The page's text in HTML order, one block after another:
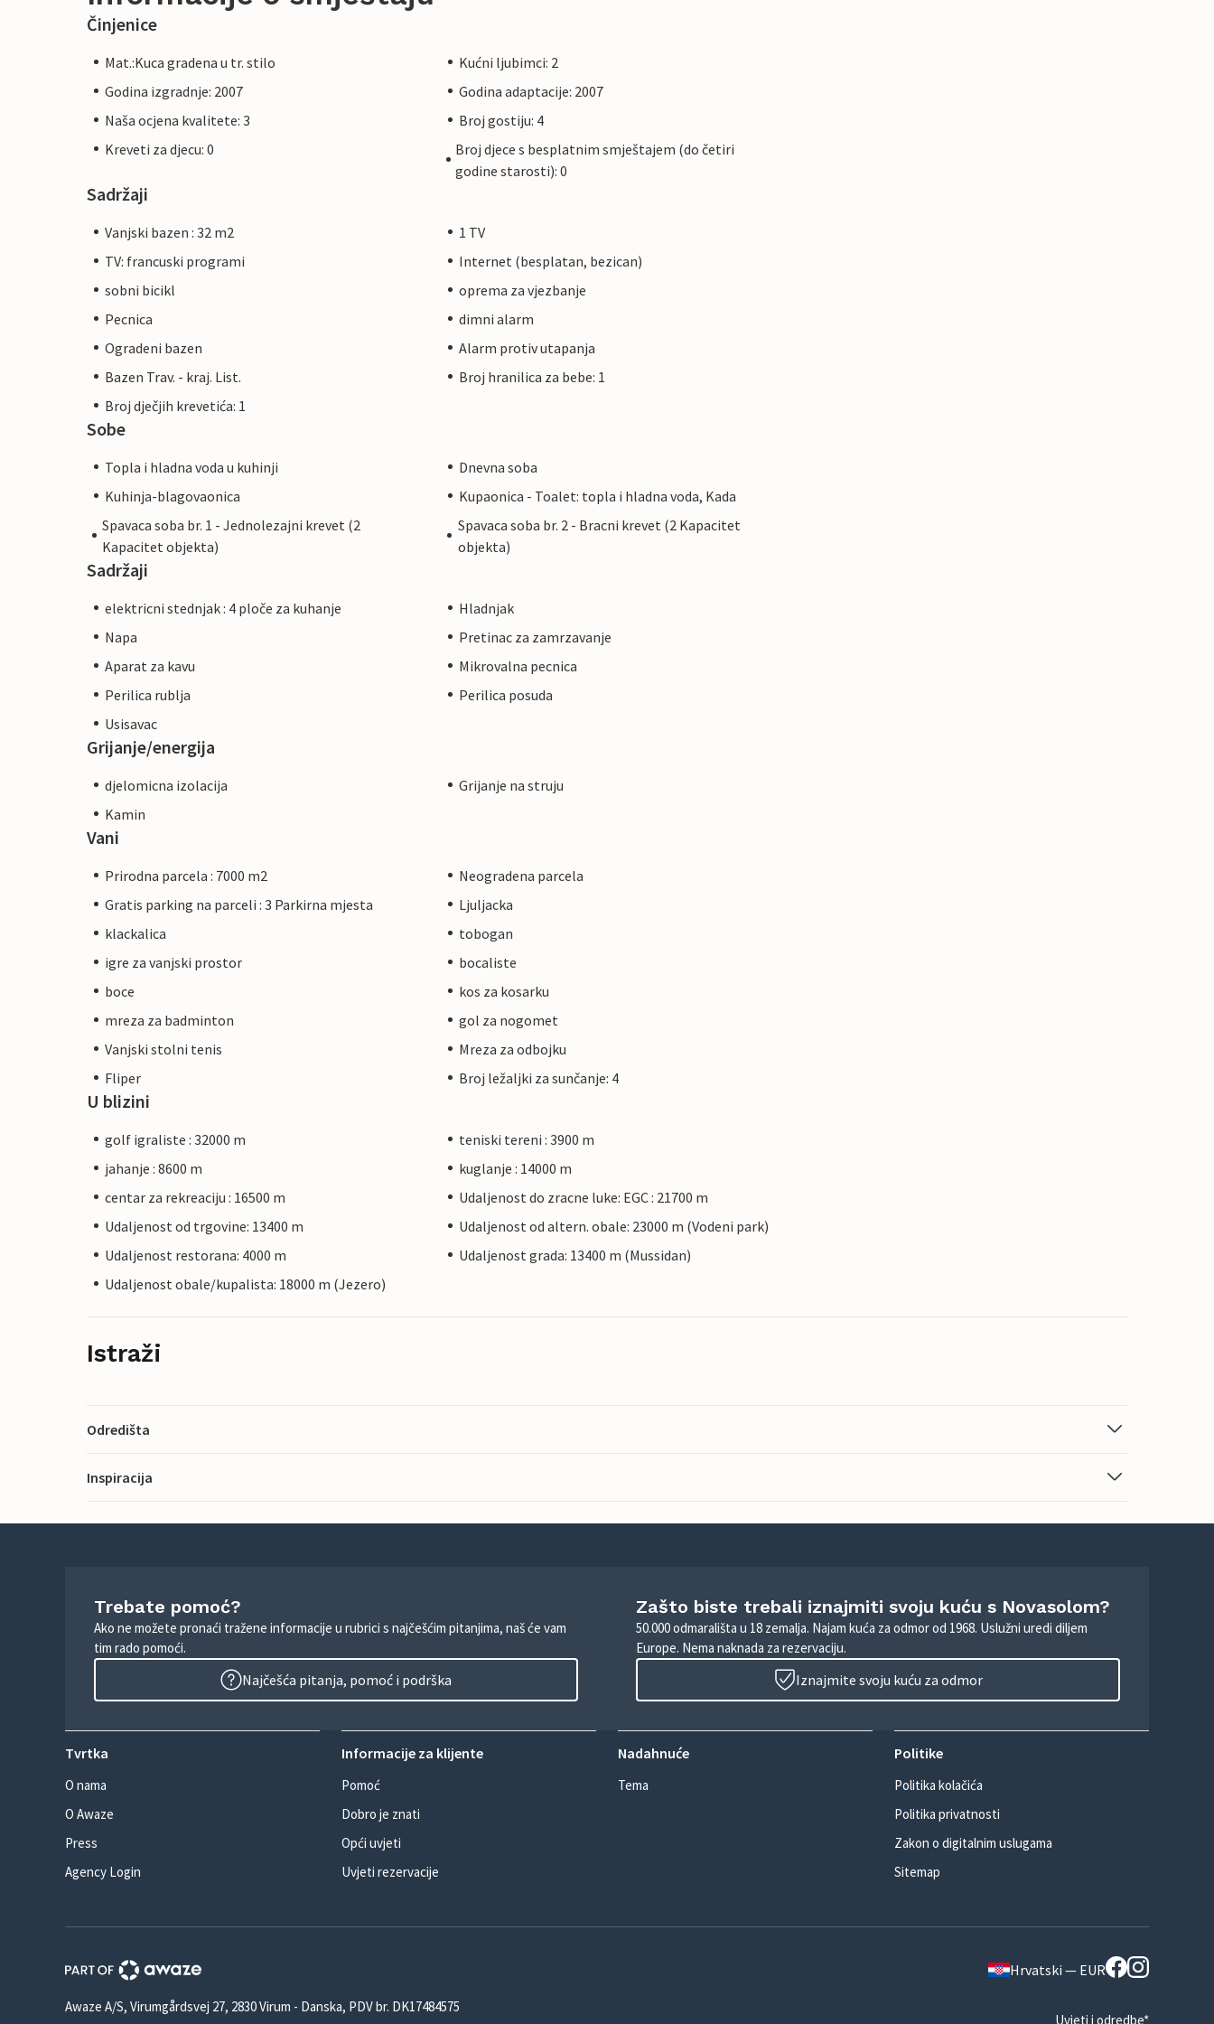
Činjenice
Mat.:Kuca gradena u tr. stilo
Kućni ljubimci: 2
Godina izgradnje: 2007
Godina adaptacije: 2007
Naša ocjena kvalitete: 3
Broj gostiju: 4
Kreveti za djecu: 0
Broj djece s besplatnim smještajem (do četiri
godine starosti): 0
Sadržaji
Vanjski bazen : 32 m2
1 TV
TV: francuski programi
Internet (besplatan, bezican)
sobni bicikl
oprema za vjezbanje
Pecnica
dimni alarm
Ogradeni bazen
Alarm protiv utapanja
Bazen Trav. - kraj. List.
Broj hranilica za bebe: 1
Broj dječjih krevetića: 1
Sobe
Topla i hladna voda u kuhinji
Dnevna soba
Kuhinja-blagovaonica
Kupaonica - Toalet: topla i hladna voda, Kada
Spavaca soba br. 1 - Jednolezajni krevet (2
Kapacitet objekta)
Spavaca soba br. 2 - Bracni krevet (2 Kapacitet
objekta)
Sadržaji
elektricni stednjak : 4 ploče za kuhanje
Hladnjak
Napa
Pretinac za zamrzavanje
Aparat za kavu
Mikrovalna pecnica
Perilica rublja
Perilica posuda
Usisavac
Grijanje/energija
djelomicna izolacija
Grijanje na struju
Kamin
Vani
Prirodna parcela : 7000 m2
Neogradena parcela
Gratis parking na parceli : 3 Parkirna mjesta
Ljuljacka
klackalica
tobogan
igre za vanjski prostor
bocaliste
boce
kos za kosarku
mreza za badminton
gol za nogomet
Vanjski stolni tenis
Mreza za odbojku
Fliper
Broj ležaljki za sunčanje: 4
U blizini
golf igraliste : 32000 m
teniski tereni : 3900 m
jahanje : 8600 m
kuglanje : 14000 m
centar za rekreaciju : 16500 m
Udaljenost do zracne luke: EGC : 21700 m
Udaljenost od trgovine: 13400 m
Udaljenost od altern. obale: 23000 m (Vodeni park)
Udaljenost restorana: 4000 m
Udaljenost grada: 13400 m (Mussidan)
Udaljenost obale/kupalista: 18000 m (Jezero)
Istraži
Odredišta
Inspiracija
Trebate pomoć?
Ako ne možete pronaći tražene informacije u rubrici s najčešćim pitanjima, naš će vam
tim rado pomoći.
Najčešća pitanja, pomoć i podrška
Zašto biste trebali iznajmiti svoju kuću s Novasolom?
50.000 odmarališta u 18 zemalja. Najam kuća za odmor od 1968. Uslužni uredi diljem
Europe. Nema naknada za rezervaciju.
Iznajmite svoju kuću za odmor
Tvrtka
O nama
O Awaze
Press
Agency Login
Informacije za klijente
Pomoć
Dobro je znati
Opći uvjeti
Uvjeti rezervacije
Nadahnuće
Tema
Politike
Politika kolačića
Politika privatnosti
Zakon o digitalnim uslugama
Sitemap
Hrvatski — EUR
Awaze A/S, Virumgårdsvej 27, 2830 Virum - Danska, PDV br. DK17484575
Uvjeti i odredbe*